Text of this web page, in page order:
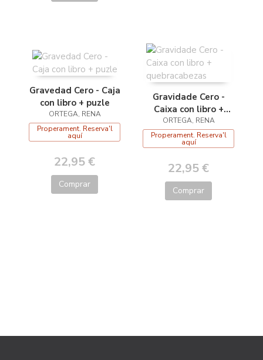
Gravedad Cero - Caja
con libro + puzle
ORTEGA, RENA
Properament. Reserva'l
aquí
22,95 €
Comprar
Gravidade Cero -
Caixa con libro +
quebracabezas
ORTEGA, RENA
Properament. Reserva'l
aquí
22,95 €
Comprar